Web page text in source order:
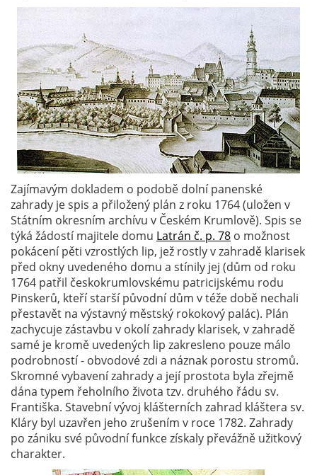
Zajímavým dokladem o podobě dolní panenské
zahrady je spis a přiložený plán z roku 1764 (uložen v
Státním okresním archívu v Českém Krumlově). Spis se
týká žádostí majitele domu Latrán č. p. 78 o možnost
pokácení pěti vzrostlých lip, jež rostly v zahradě klarisek
před okny uvedeného domu a stínily jej (dům od roku
1764 patřil českokrumlovskému patricijskému rodu
Pinskerů, kteří starší původní dům v téže době nechali
přestavět na výstavný městský rokokový palác). Plán
zachycuje zástavbu v okolí zahrady klarisek, v zahradě
samé je kromě uvedených lip zakresleno pouze málo
podrobností - obvodové zdi a náznak porostu stromů.
Skromné vybavení zahrady a její prostota byla zřejmě
dána typem řeholního života tzv. druhého řádu sv.
Františka. Stavební vývoj klášterních zahrad kláštera sv.
Kláry byl uzavřen jeho zrušením v roce 1782. Zahrady
po zániku své původní funkce získaly převážně užitkový
charakter.